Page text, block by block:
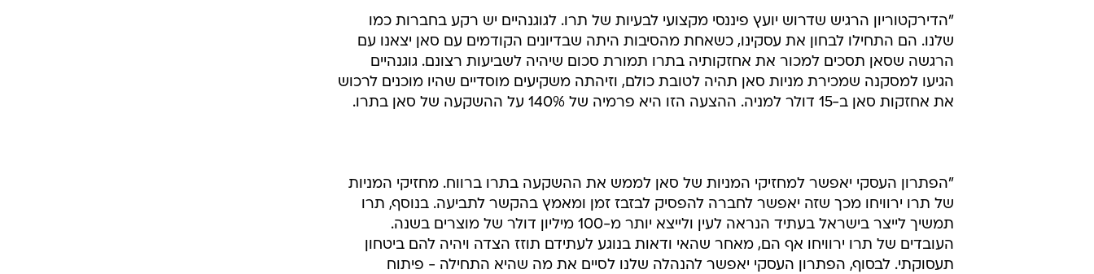
"הדירקטוריון הרגיש שדרוש יועץ פיננסי מקצועי לבעיות של תרו. לגוגנהיים יש רקע בחברות כמו
שלנו. הם התחילו לבחון את עסקינו, כשאחת מהסיבות היתה שבדיונים הקודמים עם סאן יצאנו עם
הרגשה שסאן תסכים למכור את אחזקותיה בתרו תמורת סכום שיהיה לשביעות רצונם. גוגנהיים
הגיעו למסקנה שמכירת מניות סאן תהיה לטובת כולם, וזיהתה משקיעים מוסדיים שהיו מוכנים לרכוש
את אחזקות סאן ב-15 דולר למניה. ההצעה הזו היא פרמיה של 140% על ההשקעה של סאן בתרו.
"הפתרון העסקי יאפשר למחזיקי המניות של סאן לממש את ההשקעה בתרו ברווח. מחזיקי המניות
של תרו ירוויחו מכך שזה יאפשר לחברה להפסיק לבזבז זמן ומאמץ בהקשר לתביעה. בנוסף, תרו
תמשיך לייצר בישראל בעתיד הנראה לעין ולייצא יותר מ-100 מיליון דולר של מוצרים בשנה.
העובדים של תרו ירוויחו אף הם, מאחר שהאי ודאות בנוגע לעתידם תוזז הצדה ויהיה להם ביטחון
תעסוקתי. לבסוף, הפתרון העסקי יאפשר להנהלה שלנו לסיים את מה שהיא התחילה - פיתוח